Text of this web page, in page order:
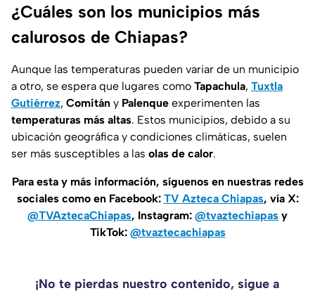
¿Cuáles son los municipios más
calurosos de Chiapas?
Aunque las temperaturas pueden variar de un municipio
a otro, se espera que lugares como Tapachula, Tuxtla
Gutiérrez, Comitán y Palenque experimenten las
temperaturas más altas. Estos municipios, debido a su
ubicación geográfica y condiciones climáticas, suelen
ser más susceptibles a las olas de calor.
Para esta y más información, síguenos en nuestras redes
sociales como en Facebook: TV Azteca Chiapas, vía X:
@TVAztecaChiapas, Instagram: @tvaztechiapas y
TikTok: @tvaztecachiapas
¡No te pierdas nuestro contenido, sigue a